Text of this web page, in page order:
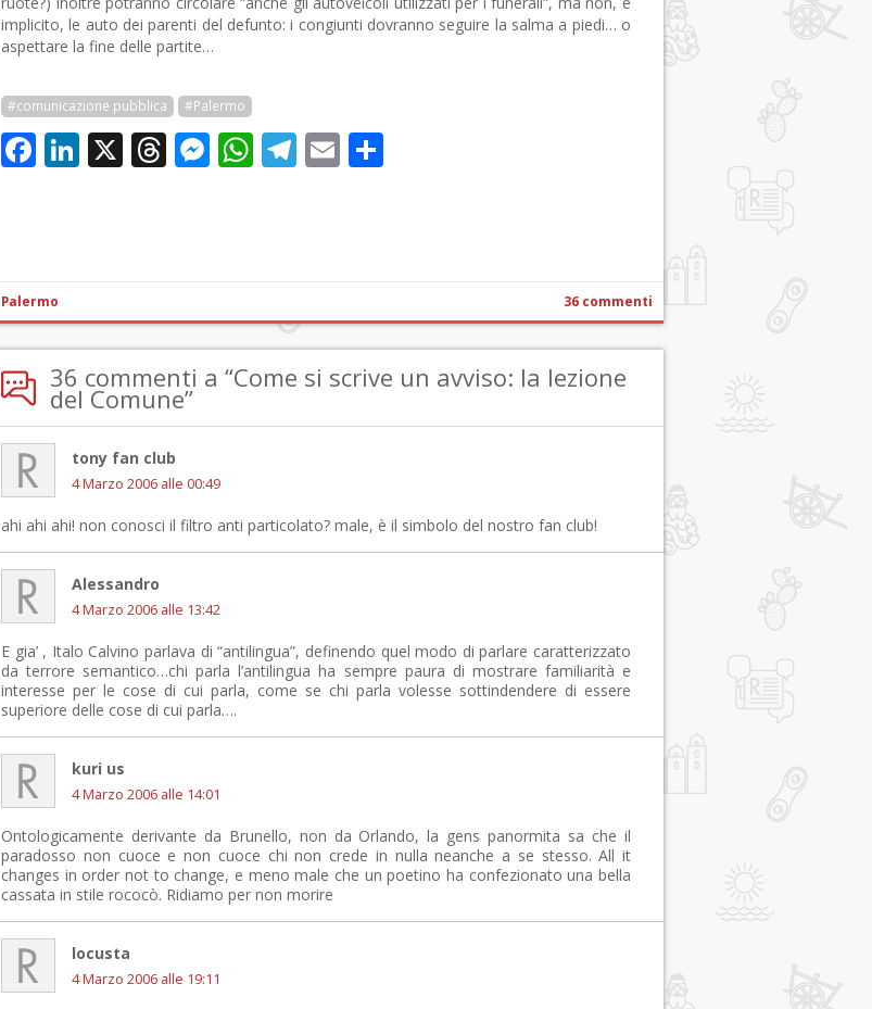
implicito, le auto dei parenti del defunto: i congiunti dovranno seguire la salma a piedi… o
aspettare la fine delle partite…
#comunicazione pubblica #Palermo
Facebook
LinkedIn
X Threads
Messenger
WhatsApp
Telegram
Email
Palermo 36 commenti
36 commenti a “Come si scrive un avviso: la lezione
del Comune”
tony fan club
4 Marzo 2006 alle 00:49
ahi ahi ahi! non conosci il filtro anti particolato? male, è il simbolo del nostro fan club!
Alessandro
4 Marzo 2006 alle 13:42
E gia’ , Italo Calvino parlava di “antilingua”, definendo quel modo di parlare caratterizzato
da terrore semantico…chi parla l’antilingua ha sempre paura di mostrare familiarità e
interesse per le cose di cui parla, come se chi parla volesse sottindendere di essere
superiore delle cose di cui parla….
kuri us
4 Marzo 2006 alle 14:01
Ontologicamente derivante da Brunello, non da Orlando, la gens panormita sa che il
paradosso non cuoce e non cuoce chi non crede in nulla neanche a se stesso. All it
changes in order not to change, e meno male che un poetino ha confezionato una bella
cassata in stile rococò. Ridiamo per non morire
locusta
4 Marzo 2006 alle 19:11